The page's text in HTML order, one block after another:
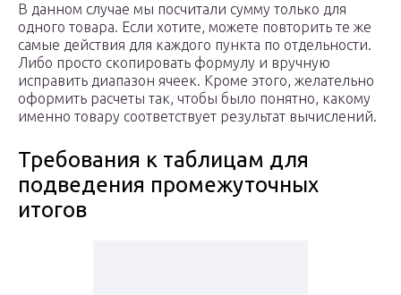
В данном случае мы посчитали сумму только для
одного товара. Если хотите, можете повторить те же
самые действия для каждого пункта по отдельности.
Либо просто скопировать формулу и вручную
исправить диапазон ячеек. Кроме этого, желательно
оформить расчеты так, чтобы было понятно, какому
именно товару соответствует результат вычислений.
Требования к таблицам для
подведения промежуточных
итогов